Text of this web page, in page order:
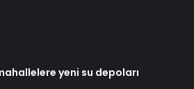
yeni su depoları